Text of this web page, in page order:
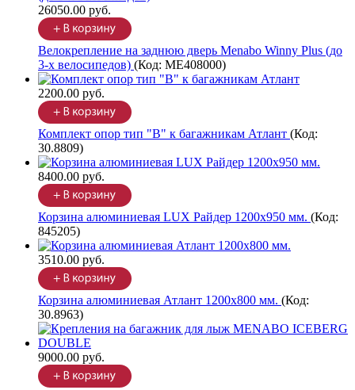
26050.00 руб.
Велокрепление на заднюю дверь Menabo Winny Plus (до
3-х велосипедов) (Код: ME408000)
2200.00 руб.
Комплект опор тип "В" к багажникам Атлант (Код:
30.8809)
8400.00 руб.
Корзина алюминиевая LUX Райдер 1200х950 мм. (Код:
845205)
3510.00 руб.
Корзина алюминиевая Атлант 1200х800 мм. (Код:
30.8963)
9000.00 руб.